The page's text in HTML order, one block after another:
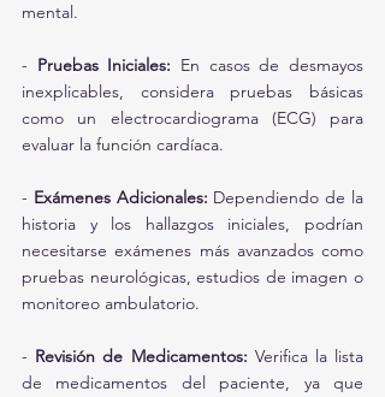
mental.
- Pruebas Iniciales: En casos de desmayos
inexplicables, considera pruebas básicas
como un electrocardiograma (ECG) para
evaluar la función cardíaca.
- Exámenes Adicionales: Dependiendo de la
historia y los hallazgos iniciales, podrían
necesitarse exámenes más avanzados como
pruebas neurológicas, estudios de imagen o
monitoreo ambulatorio.
- Revisión de Medicamentos: Verifica la lista
de medicamentos del paciente, ya que